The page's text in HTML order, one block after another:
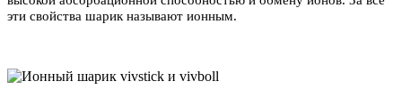
эти свойства шарик называют ионным.